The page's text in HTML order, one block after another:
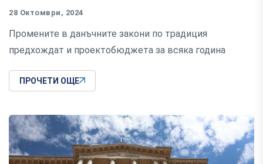
28 Октомври, 2024
Промените в данъчните закони по традиция
предхождат и проектобюджета за всяка година
ПРОЧЕТИ ОЩЕ